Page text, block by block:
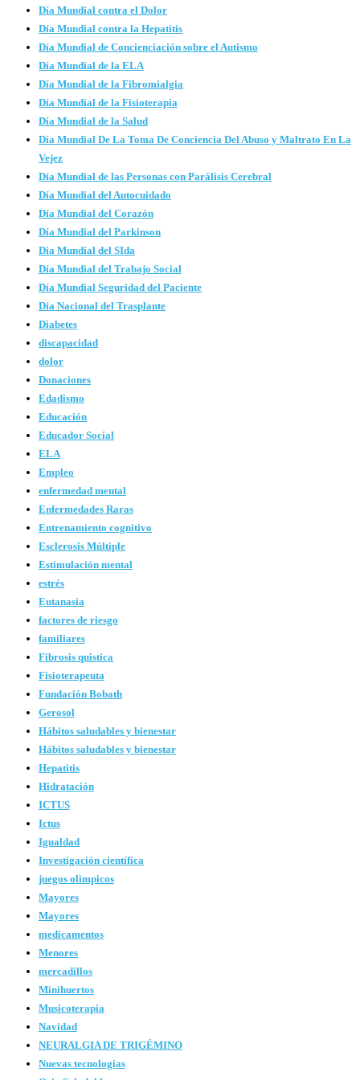
Día Mundial contra el Dolor
Día Mundial contra la Hepatitis
Día Mundial de Concienciación sobre el Autismo
Día Mundial de la ELA
Día Mundial de la Fibromialgia
Día Mundial de la Fisioterapia
Día Mundial de la Salud
Día Mundial De La Toma De Conciencia Del Abuso y Maltrato En La
Vejez
Día Mundial de las Personas con Parálisis Cerebral
Día Mundial del Autocuidado
Día Mundial del Corazón
Día Mundial del Parkinson
Dia Mundial del SIda
Día Mundial del Trabajo Social
Día Mundial Seguridad del Paciente
Día Nacional del Trasplante
Diabetes
discapacidad
dolor
Donaciones
Edadismo
Educación
Educador Social
ELA
Empleo
enfermedad mental
Enfermedades Raras
Entrenamiento cognitivo
Esclerosis Múltiple
Estimulación mental
estrés
Eutanasia
factores de riesgo
familiares
Fibrosis quistica
Fisioterapeuta
Fundación Bobath
Gerosol
Hábitos saludables y bienestar
Hábitos saludables y bienestar
Hepatitis
Hidratación
ICTUS
Ictus
Igualdad
Investigación científica
juegos olimpicos
Mayores
Mayores
medicamentos
Menores
mercadillos
Minihuertos
Musicoterapia
Navidad
NEURALGIA DE TRIGÉMINO
Nuevas tecnologias